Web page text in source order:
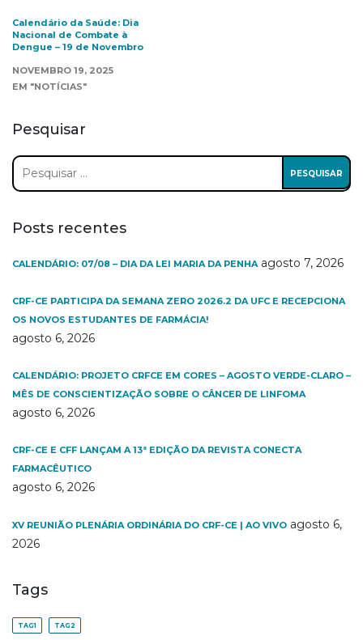
Calendário da Saúde: Dia
Nacional de Combate à
Dengue – 19 de Novembro
NOVEMBRO 19, 2025
EM "NOTÍCIAS"
Pesquisar
Pesquisar
por:
Posts recentes
CALENDÁRIO: 07/08 – DIA DA LEI MARIA DA PENHA agosto 7, 2026
CRF-CE PARTICIPA DA SEMANA ZERO 2026.2 DA UFC E RECEPCIONA
OS NOVOS ESTUDANTES DE FARMÁCIA!
agosto 6, 2026
CALENDÁRIO: PROJETO CRFCE EM CORES – AGOSTO VERDE-CLARO –
MÊS DE CONSCIENTIZAÇÃO SOBRE O CÂNCER DE LINFOMA
agosto 6, 2026
CRF-CE E CFF LANÇAM A 13ª EDIÇÃO DA REVISTA CONECTA
FARMACÊUTICO
agosto 6, 2026
XV REUNIÃO PLENÁRIA ORDINÁRIA DO CRF-CE | AO VIVO agosto 6,
2026
Tags
TAG1 TAG2